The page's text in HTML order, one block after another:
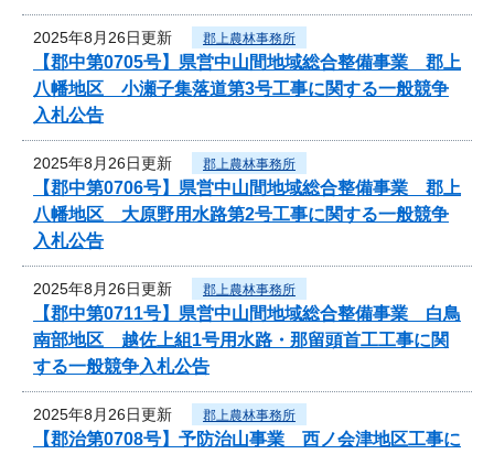
2025年8月26日更新 郡上農林事務所
【郡中第0705号】県営中山間地域総合整備事業 郡上
八幡地区 小瀬子集落道第3号工事に関する一般競争
入札公告
2025年8月26日更新 郡上農林事務所
【郡中第0706号】県営中山間地域総合整備事業 郡上
八幡地区 大原野用水路第2号工事に関する一般競争
入札公告
2025年8月26日更新 郡上農林事務所
【郡中第0711号】県営中山間地域総合整備事業 白鳥
南部地区 越佐上組1号用水路・那留頭首工工事に関
する一般競争入札公告
2025年8月26日更新 郡上農林事務所
【郡治第0708号】予防治山事業 西ノ会津地区工事に